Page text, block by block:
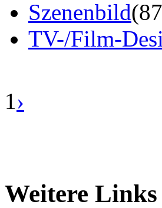
Szenenbild
TV-/Film-
1›
Weitere Links